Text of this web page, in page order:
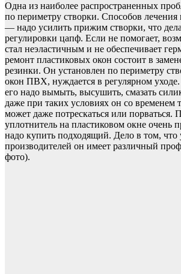
Одна из наиболее распространенных
по периметру створки. Способов
— надо усилить прижим створки, что
регулировки цапф. Если не помогает,
стал неэластичным и не обеспечивает
ремонт пластиковых окон состоит в
резинки. Он установлен по периметру
окон ПВХ, нуждается в регулярном
его надо вымыть, высушить, смазать
даже при таких условиях он со временем
может даже потрескаться или порваться.
уплотнитель на пластиковом окне очень
надо купить подходящий. Дело в том, что
производителей он имеет различный
фото).